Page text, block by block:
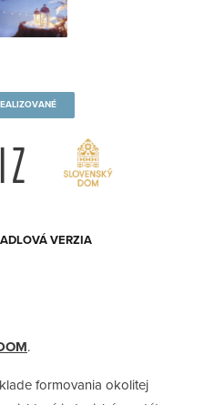
Z
VERZIA
.
formovania okolitej